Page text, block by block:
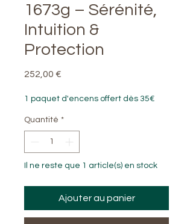
1673g – Sérénité,
Intuition &
Protection
252,00 €
1 paquet d'encens offert dès 35€
Quantité *
Il ne reste que 1 article(s) en stock
Ajouter au panier